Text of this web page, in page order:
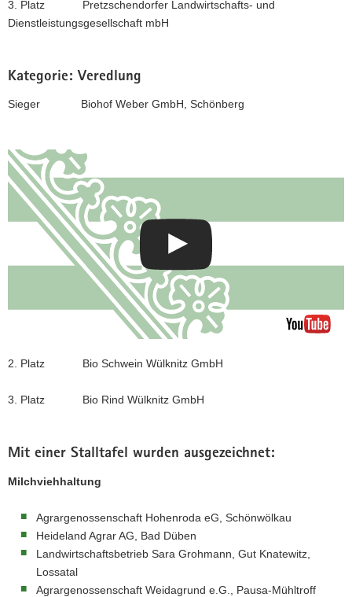
3. Platz Pretzschendorfer Landwirtschafts- und
Dienstleistungsgesellschaft mbH
Kategorie: Veredlung
Sieger Biohof Weber GmbH, Schönberg
2. Platz Bio Schwein Wülknitz GmbH
3. Platz Bio Rind Wülknitz GmbH
Mit einer Stalltafel wurden ausgezeichnet:
Milchviehhaltung
Agrargenossenschaft Hohenroda eG, Schönwölkau
Heideland Agrar AG, Bad Düben
Landwirtschaftsbetrieb Sara Grohmann, Gut Knatewitz,
Lossatal
Agrargenossenschaft Weidagrund e.G., Pausa-Mühltroff